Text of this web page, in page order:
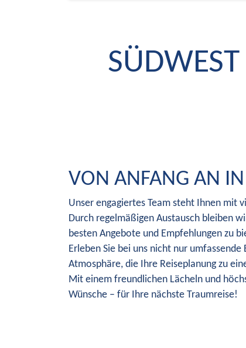
VON ANFANG AN
Unser engagiertes Team steht Ihnen mit
Durch regelmäßigen Austausch bleiben
besten Angebote und Empfehlungen zu
Erleben Sie bei uns nicht nur
Atmosphäre, die Ihre Reiseplanung zu
Mit einem freundlichen Lächeln und
Wünsche – für Ihre nächste Traumreise!